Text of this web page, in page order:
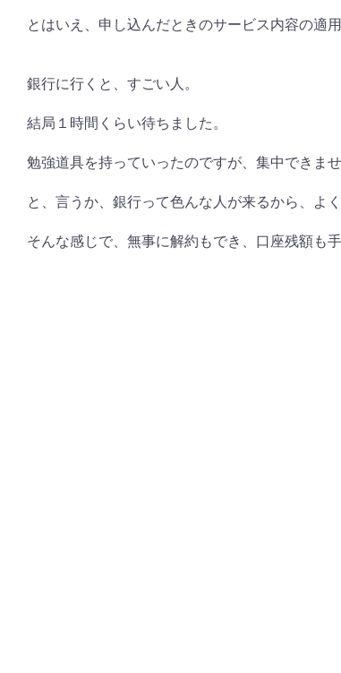
とはいえ、申し込んだときのサービス内容の適
銀行に行くと、すごい人。
結局１時間くらい待ちました。
勉強道具を持っていったのですが、集中できませ
と、言うか、銀行って色んな人が来るから、よ
そんな感じで、無事に解約もでき、口座残額も